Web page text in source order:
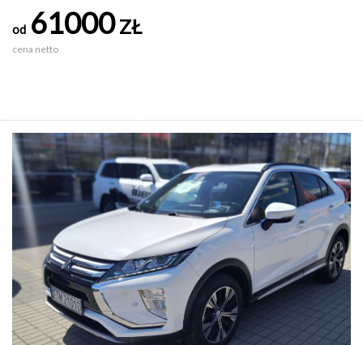
od 61000ZŁ
cena netto